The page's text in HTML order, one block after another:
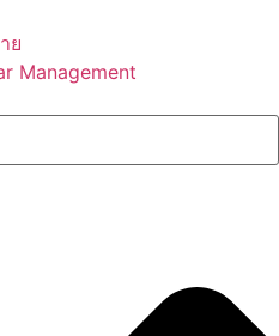
ย
Management